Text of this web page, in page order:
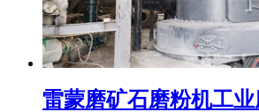
雷蒙磨矿石磨粉机工